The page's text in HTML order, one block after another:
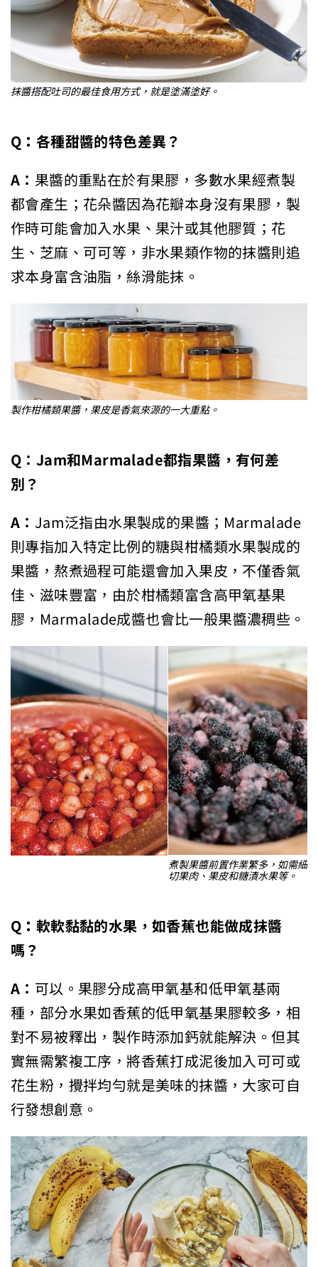
抹醬搭配吐司的最佳食用方式，就是塗滿塗好。
Q：各種甜醬的特色差異？
A：果醬的重點在於有果膠，多數水果經煮製
都會產生；花朵醬因為花瓣本身沒有果膠，製
作時可能會加入水果、果汁或其他膠質；花
生、芝麻、可可等，非水果類作物的抹醬則追
求本身富含油脂，絲滑能抹。
製作柑橘類果醬，果皮是香氣來源的一大重點。
Q：Jam和Marmalade都指果醬，有何差
別？
A：Jam泛指由水果製成的果醬；Marmalade
則專指加入特定比例的糖與柑橘類水果製成的
果醬，熬煮過程可能還會加入果皮，不僅香氣
佳、滋味豐富，由於柑橘類富含高甲氧基果
膠，Marmalade成醬也會比一般果醬濃稠些。
煮製果醬前置作業繁多，如需細
切果肉、果皮和糖漬水果等。
Q：軟軟黏黏的水果，如香蕉也能做成抹醬
嗎？
A：可以。果膠分成高甲氧基和低甲氧基兩
種，部分水果如香蕉的低甲氧基果膠較多，相
對不易被釋出，製作時添加鈣就能解決。但其
實無需繁複工序，將香蕉打成泥後加入可可或
花生粉，攪拌均勻就是美味的抹醬，大家可自
行發想創意。